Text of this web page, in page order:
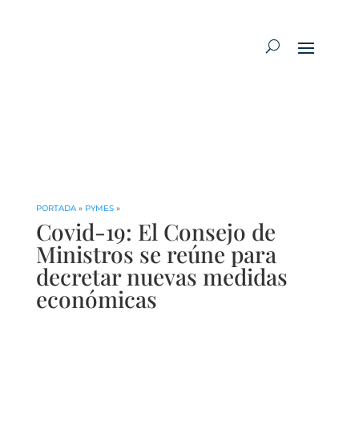
PORTADA» PYMES»
Covid-19: El Consejo de
Ministros se reúne para
decretar nuevas medidas
económicas